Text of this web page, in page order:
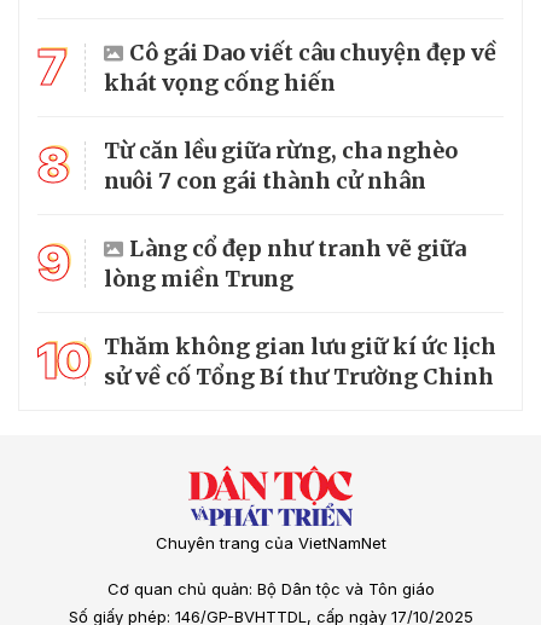
7
Cô gái Dao viết câu chuyện đẹp về
khát vọng cống hiến
8
Từ căn lều giữa rừng, cha nghèo
nuôi 7 con gái thành cử nhân
9
Làng cổ đẹp như tranh vẽ giữa
lòng miền Trung
10 Thăm không gian lưu giữ kí ức lịch
sử về cố Tổng Bí thư Trường Chinh
Chuyên trang của VietNamNet
Cơ quan chủ quản: Bộ Dân tộc và Tôn giáo
Số giấy phép: 146/GP-BVHTTDL, cấp ngày 17/10/2025